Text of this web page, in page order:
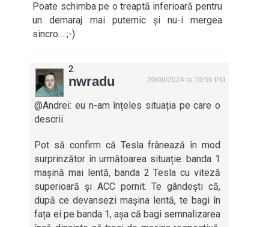
Poate schimba pe o treaptă inferioară pentru
un demaraj mai puternic și nu-i mergea
sincro… ;-)
nwradu 20/09/2024 la 10:56 PM
@Andrei: eu n-am înțeles situația pe care o
descrii.
Pot să confirm că Tesla frânează în mod
surprinzător în următoarea situație: banda 1
mașină mai lentă, banda 2 Tesla cu viteză
superioară și ACC pornit. Te gândești că,
după ce devansezi mașina lentă, te bagi în
fața ei pe banda 1, așa că bagi semnalizarea